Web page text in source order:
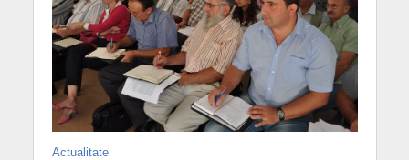
Actualitate